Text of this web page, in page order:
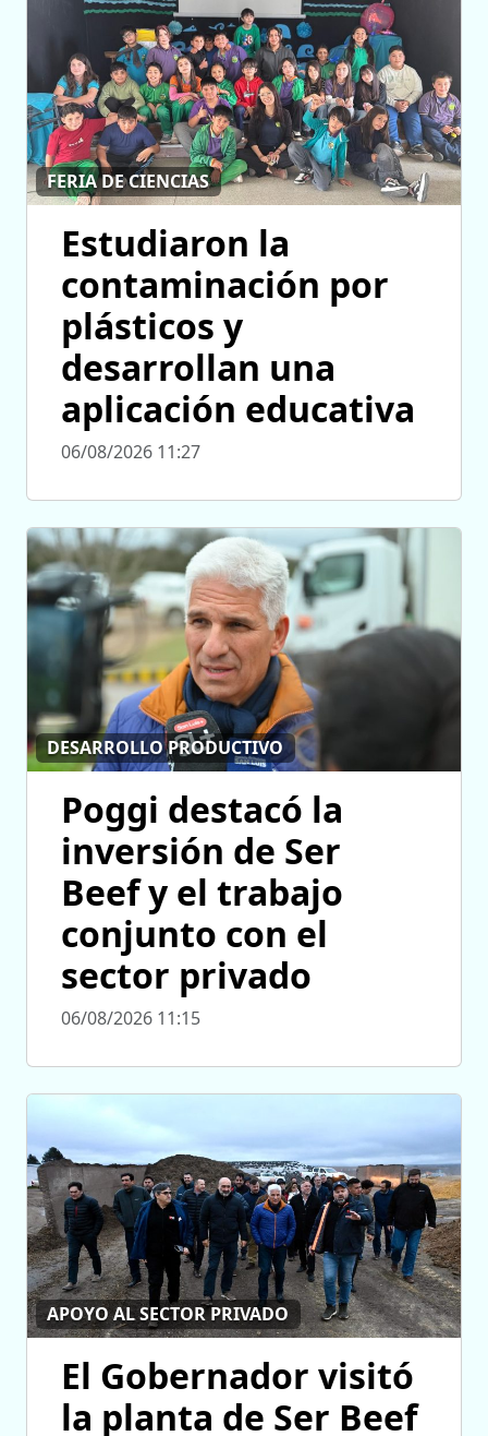
FERIA DE CIENCIAS
Estudiaron la
contaminación por
plásticos y
desarrollan una
aplicación educativa
06/08/2026 11:27
DESARROLLO PRODUCTIVO
Poggi destacó la
inversión de Ser
Beef y el trabajo
conjunto con el
sector privado
06/08/2026 11:15
APOYO AL SECTOR PRIVADO
El Gobernador visitó
la planta de Ser Beef